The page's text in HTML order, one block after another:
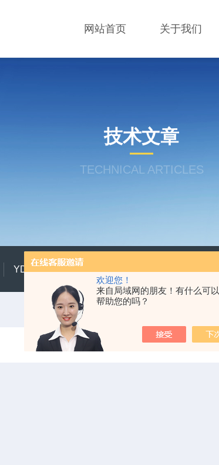
欢迎您！
来自局域网的朋友！有什么可以
帮助您的吗？
网站首页 关于我们
技术文章
TECHNICAL ARTICLES
YD300便携式水质硬度仪